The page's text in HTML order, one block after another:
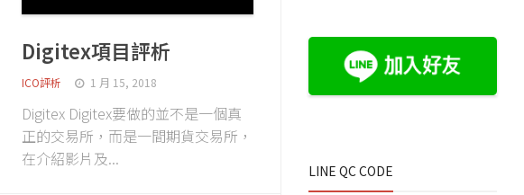
Digitex項目評析
ICO評析 1 月 15, 2018
Digitex Digitex要做的並不是一個真
正的交易所，而是一間期貨交易所，
在介紹影片及...
LINE QC CODE